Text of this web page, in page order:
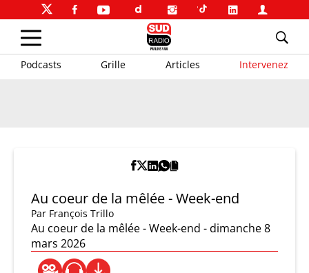
Podcasts Grille Articles Intervenez
Au coeur de la mêlée - Week-end
Par François Trillo
Au coeur de la mêlée - Week-end - dimanche 8
mars 2026